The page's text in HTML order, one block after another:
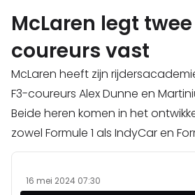
McLaren legt
coureurs vast
McLaren heeft zijn
F3-coureurs Alex Dunne en
Beide heren komen in het
zowel Formule 1 als IndyCar en
16 mei 2024 07:30